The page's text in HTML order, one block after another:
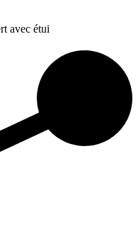
avec étui